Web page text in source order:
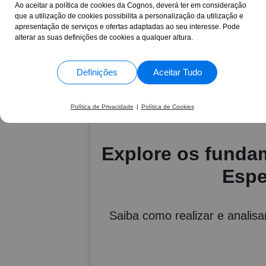
Ao aceitar a política de cookies da Cognos, deverá ter em consideração
que a utilização de cookies possibilita a personalização da utilização e
apresentação de serviços e ofertas adaptadas ao seu interesse. Pode
alterar as suas definições de cookies a qualquer altura.
Definições Aceitar Tudo
Política de Privacidade | Política de Cookies
ao seu lado
Explore os
Saiba como realizar e